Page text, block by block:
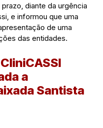
diante da urgência
e informou que uma
de uma
das entidades.
a
Santista